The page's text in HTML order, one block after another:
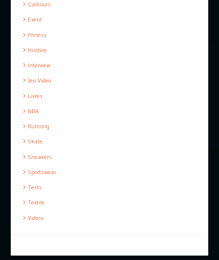
Concours
Event
Fitness
Histoire
Interview
Jeu Video
Livres
NBA
Running
Skate
Sneakers
Sportswear
Tests
Textile
Videos